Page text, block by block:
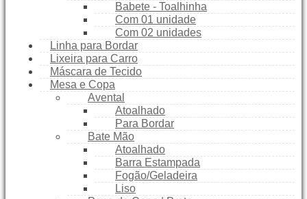
Babete - Toalhinha
Com 01 unidade
Com 02 unidades
Linha para Bordar
Lixeira para Carro
Máscara de Tecido
Mesa e Copa
Avental
Atoalhado
Para Bordar
Bate Mão
Atoalhado
Barra Estampada
Fogão/Geladeira
Liso